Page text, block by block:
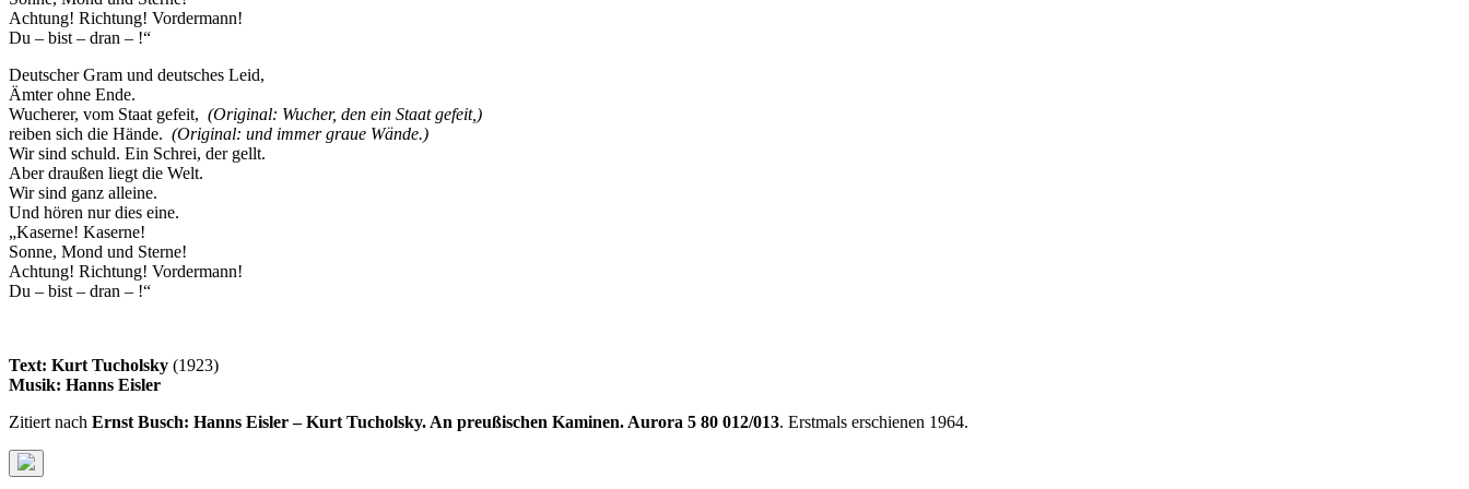
Achtung! Richtung! Vordermann!
Du – bist – dran – !“
Deutscher Gram und deutsches Leid,
Ämter ohne Ende.
Wucherer, vom Staat gefeit, (Original: Wucher, den ein Staat gefeit,)
reiben sich die Hände. (Original: und immer graue Wände.)
Wir sind schuld. Ein Schrei, der gellt.
Aber draußen liegt die Welt.
Wir sind ganz alleine.
Und hören nur dies eine.
„Kaserne! Kaserne!
Sonne, Mond und Sterne!
Achtung! Richtung! Vordermann!
Du – bist – dran – !“
Text: Kurt Tucholsky (1923)
Musik: Hanns Eisler
Zitiert nach Ernst Busch: Hanns Eisler – Kurt Tucholsky. An preußischen Kaminen. Aurora 5 80 012/013. Erstmals erschienen 1964.